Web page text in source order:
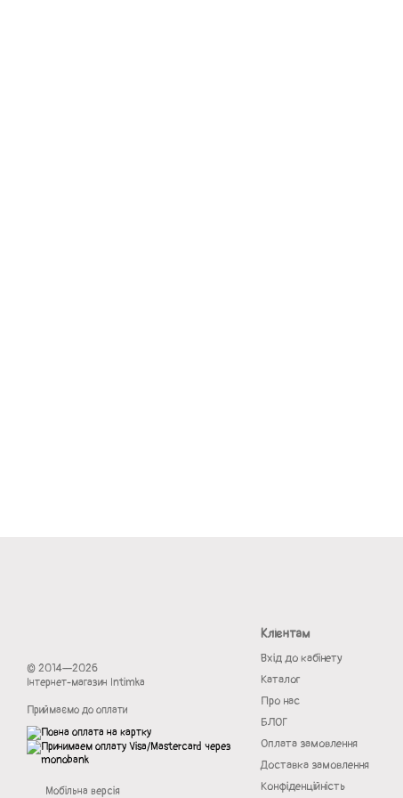
© 2014—2026
Інтернет-магазин Intimka
Приймаємо до оплати
Мобільна версія
Клієнтам
Вхід до кабінету
Каталог
Про нас
БЛОГ
Оплата замовлення
Доставка замовлення
Конфіденційність